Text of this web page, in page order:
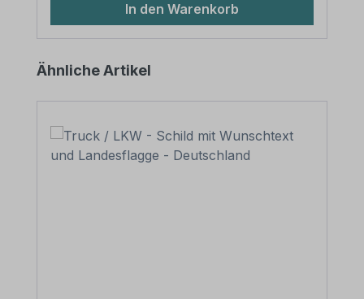
aufzunehmen. Nach der Senkung müssen
die Schraubenköpfe bündig mit dem
Schild abschließen. Die weißen Kappen
verbergen so für eine gefällige
In den Warenkorb
Produktgalerie überspringen
Ähnliche Artikel